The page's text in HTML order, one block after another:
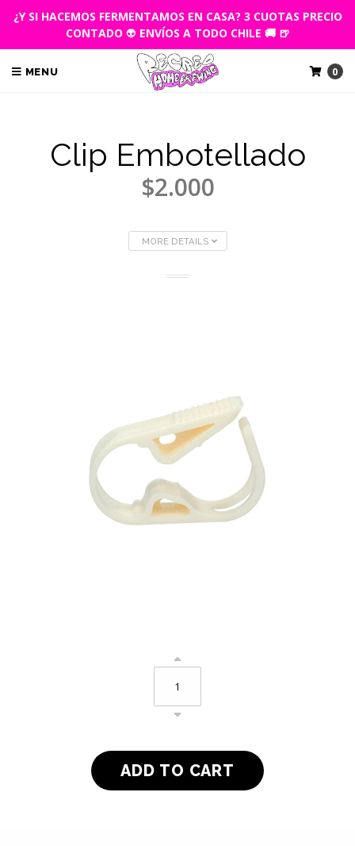
¿Y SI HACEMOS FERMENTAMOS EN CASA? 3 CUOTAS PRECIO
CONTADO 👽 ENVÍOS A TODO CHILE 🚚 🍺
MENU 0
Clip Embotellado
$2.000
MORE DETAILS